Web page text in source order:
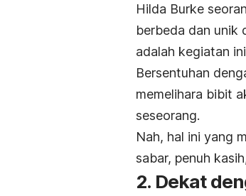
Hilda Burke
berbeda dan unik
adalah kegiatan
Bersentuhan
memelihara bibit
seseorang.
Nah, hal ini yang
sabar, penuh
2. Dekat